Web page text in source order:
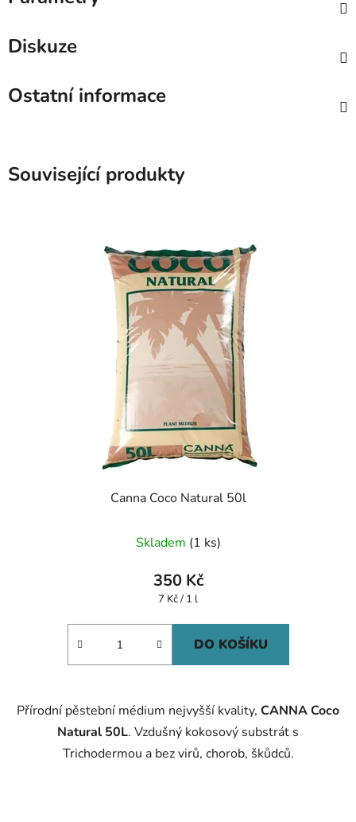
Diskuze
Ostatní informace
Související produkty
Canna Coco Natural 50l
Skladem (1 ks)
350 Kč
Měrná
7 Kč / 1 l
DO KOŠÍKU
Přírodní pěstební médium nejvyšší kvality, CANNA Coco
Natural 50L. Vzdušný kokosový substrát s
Trichodermou a bez virů, chorob, škůdců.